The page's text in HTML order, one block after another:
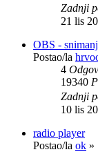
Zadnji
21 lis
OBS -
Postao/la
4
19340
Zadnji
10 lis
radio player
Postao/la ok »